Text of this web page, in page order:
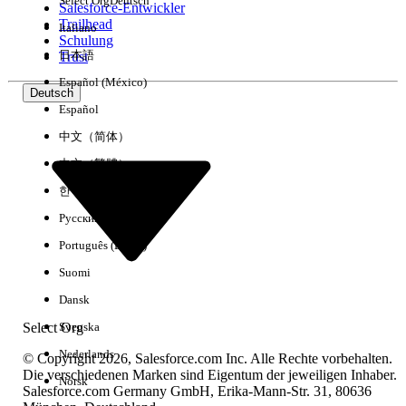
Erfahrung
Keine Ergebnisse
Salesforce-Entwickler
Trailhead
Schulung
Trust
Deutsch
Select Org
Italiano
日本語
Español (México)
Español
中文（简体）
中文（繁體）
한국어
Русский
Português (Brasil)
Suomi
Dansk
Svenska
Nederlands
Norsk
© Copyright 2026, Salesforce.com Inc. Alle Rechte vorbehalten.
Die verschiedenen Marken sind Eigentum der jeweiligen Inhaber.
Salesforce.com Germany GmbH, Erika-Mann-Str. 31, 80636